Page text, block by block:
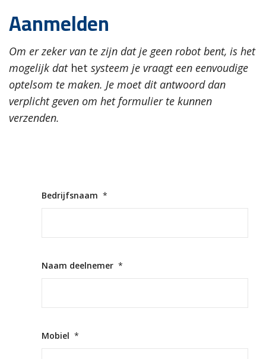
Aanmelden
Om er zeker van te zijn dat je geen robot bent, is het
mogelijk dathet systeem je vraagt een eenvoudige
optelsom te maken. Je moet dit antwoord dan
verplicht geven om het formulier te kunnen
verzenden.
Bedrijfsnaam *
Naam deelnemer *
Mobiel *